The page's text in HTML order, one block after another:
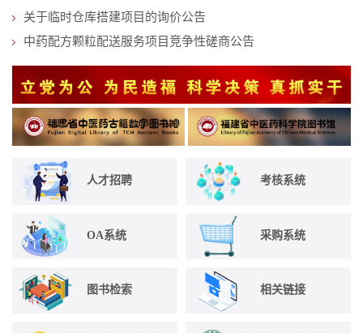
关于临时仓库搭建项目的询价公告
中药配方颗粒配送服务项目竞争性磋商公告
人才招聘 考核系统
OA系统 采购系统
图书检索 相关链接